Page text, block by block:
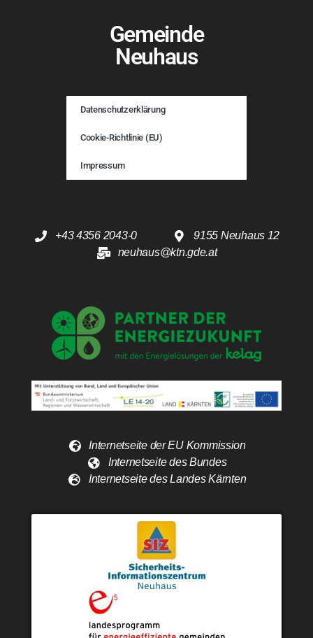
Gemeinde
Neuhaus
Datenschutzerklärung
Cookie-Richtlinie (EU)
Impressum
+43 4356 2043-0
9155 Neuhaus 12
neuhaus@ktn.gde.at
Internetseite der EU Kommission
Internetseite des Bundes
Internetseite des Landes Kärnten